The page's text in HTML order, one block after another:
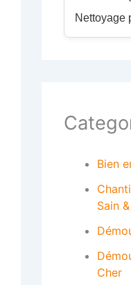
Nettoyage
Bien
Sain
Cher